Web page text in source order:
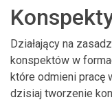
Działający na
konspektów w
które odmieni pracę
dzisiaj tworzenie